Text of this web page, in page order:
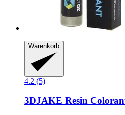
Warenkorb
4.2 (5)
3DJAKE Resin